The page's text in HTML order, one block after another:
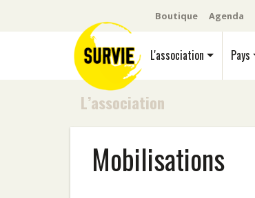
Boutique Agenda
L'association Pays
L’association
Mobilisations